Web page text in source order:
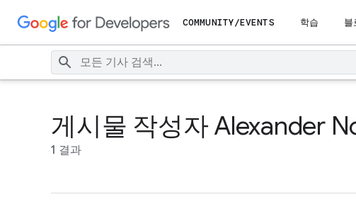
COMMUNITY/EVENTS 학습 블
게시물 작성자 Alexander
1 결과